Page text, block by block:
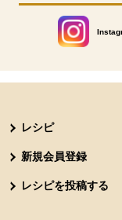
別のウ
レシピ
新規会員登録
レシピを投稿する